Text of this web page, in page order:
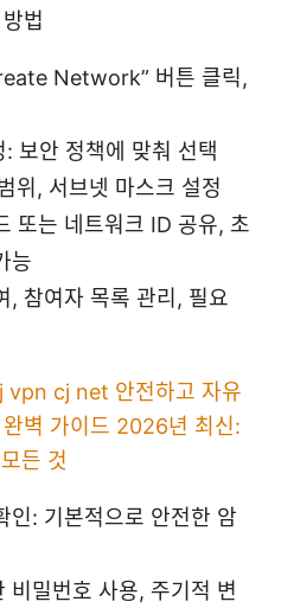
법
Network” 버튼 클릭,
보안 정책에 맞춰 선택
위, 서브넷 마스크 설정
또는 네트워크 ID 공유, 초
능
, 참여자 목록 관리, 필요
vpn cj net 안전하고 자유
벽 가이드 2026년 최신:
든 것
인: 기본적으로 안전한 암
비밀번호 사용, 주기적 변